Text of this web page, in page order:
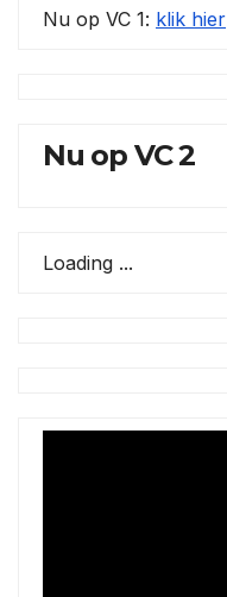
Nu op VC 1: klik hier
Nu op VC 2
Loading ...